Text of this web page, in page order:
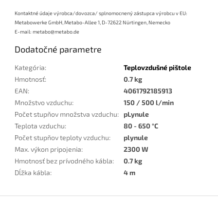
Kontaktné údaje výrobca/dovozca/ splnomocnený zástupca výrobcu v EU:
Metabowerke GmbH, Metabo-Allee 1, D-72622 Nürtingen, Nemecko
E-mail: metabo@metabo.de
Dodatočné parametre
Kategória:
Teplovzdušné pištole
Hmotnosť:
0.7 kg
EAN:
4061792185913
Množstvo vzduchu:
150 / 500 l/min
Počet stupňov množstva vzduchu: pLynule
Teplota vzduchu:
80 - 650 °C
Počet stupňov teploty vzduchu:
plynule
Max. výkon pripojenia:
2300 W
Hmotnosť bez prívodného kábla:
0.7 kg
Dĺžka kábla: 4 m